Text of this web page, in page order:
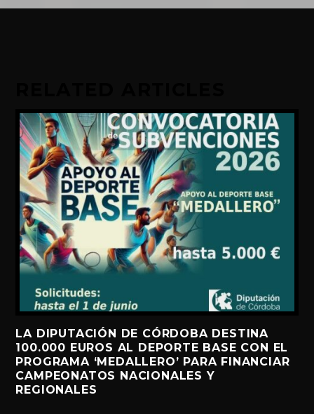
LA DIPUTACIÓN DE CÓRDOBA DESTINA
100.000 EUROS AL DEPORTE BASE CON EL
PROGRAMA ‘MEDALLERO’ PARA FINANCIAR
CAMPEONATOS NACIONALES Y
REGIONALES